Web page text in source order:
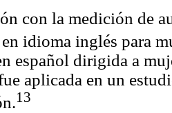
con la medición de
idioma inglés para
español dirigida a
aplicada en un
13